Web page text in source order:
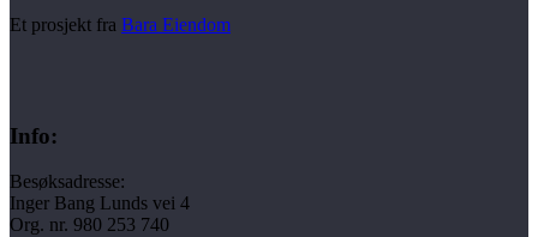
Et prosjekt fra Bara Eiendom
Info:
Besøksadresse:
Inger Bang Lunds vei 4
Org. nr. 980 253 740